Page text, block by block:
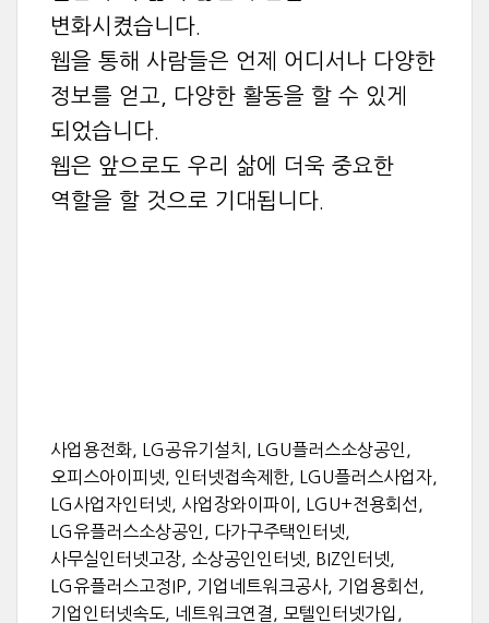
변화시켰습니다.
웹을 통해 사람들은 언제 어디서나 다양한
정보를 얻고, 다양한 활동을 할 수 있게
되었습니다.
웹은 앞으로도 우리 삶에 더욱 중요한
역할을 할 것으로 기대됩니다.
사업용전화, LG공유기설치, LGU플러스소상공인,
오피스아이피넷, 인터넷접속제한, LGU플러스사업자,
LG사업자인터넷, 사업장와이파이, LGU+전용회선,
LG유플러스소상공인, 다가구주택인터넷,
사무실인터넷고장, 소상공인인터넷, BIZ인터넷,
LG유플러스고정IP, 기업네트워크공사, 기업용회선,
기업인터넷속도, 네트워크연결, 모텔인터넷가입,